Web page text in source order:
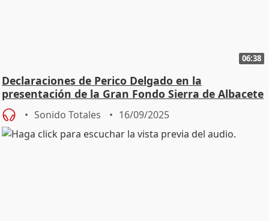
06:38
Declaraciones de Perico Delgado en la
presentación de la Gran Fondo Sierra de Albacete
Sonido Totales 16/09/2025